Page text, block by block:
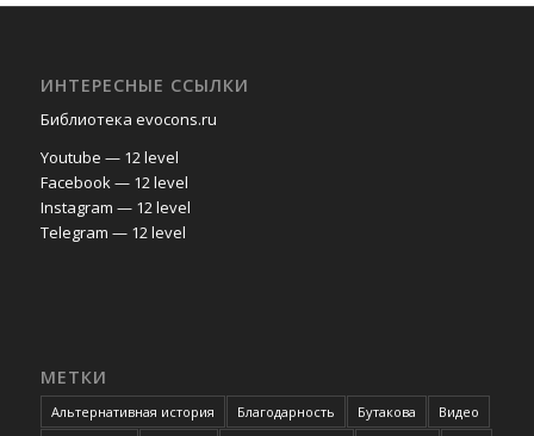
ИНТЕРЕСНЫЕ ССЫЛКИ
Библиотека evocons.ru
Youtube — 12 level
Facebook — 12 level
Instagram — 12 level
Telegram — 12 level
МЕТКИ
Альтернативная история Благодарность Бутакова
Видео